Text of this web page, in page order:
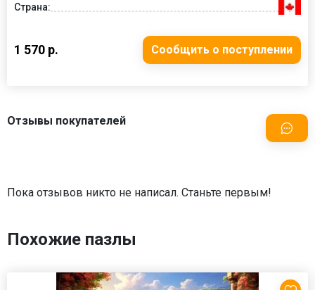
Страна:
1 570 р. Сообщить о поступлении
Отзывы покупателей
Пока отзывов никто не написал. Станьте первым!
Похожие пазлы